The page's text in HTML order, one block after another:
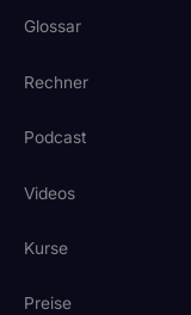
Glossar
Rechner
Podcast
Videos
Kurse
Preise